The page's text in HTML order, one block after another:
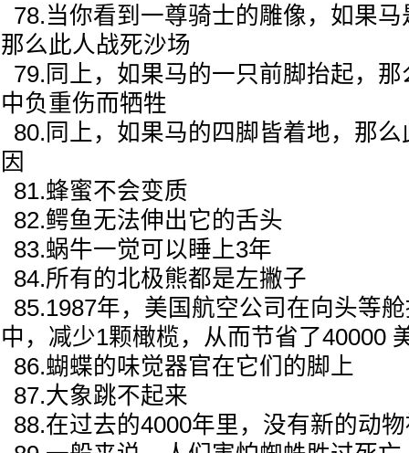
78.当你看到一尊骑士的雕像，如果
那么此人战死沙场
79.同上，如果马的一只前脚抬起，
中负重伤而牺牲
80.同上，如果马的四脚皆着地，那
因
81.蜂蜜不会变质
82.鳄鱼无法伸出它的舌头
83.蜗牛一觉可以睡上3年
84.所有的北极熊都是左撇子
85.1987年，美国航空公司在向头等
中，减少1颗橄榄，从而节省了40000
86.蝴蝶的味觉器官在它们的脚上
87.大象跳不起来
88.在过去的4000年里，没有新的动